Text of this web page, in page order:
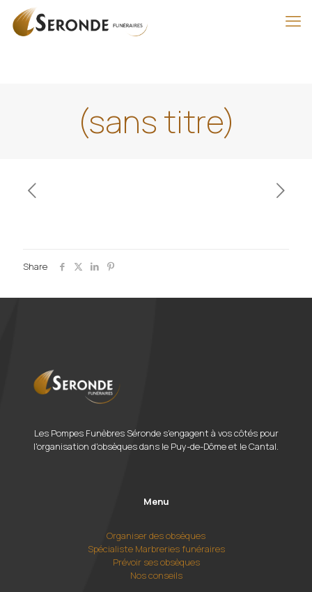
(sans titre)
Share
Les Pompes Funèbres Séronde s'engagent à vos côtés pour
l'organisation d'obsèques dans le Puy-de-Dôme et le Cantal.
Menu
Organiser des obsèques
Spécialiste Marbreries funéraires
Prévoir ses obsèques
Nos conseils